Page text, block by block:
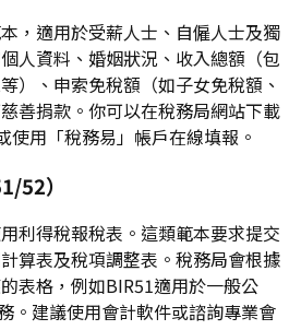
，適用於受薪人士、自僱人士及獨
人資料、婚姻狀況、收入總額（包
）、申索免稅額（如子女免稅額、
善捐款。你可以在稅務局網站下載
使用「稅務易」帳戶在線填報。
52）
利得稅報稅表。這類範本要求提交
算表及稅項調整表。稅務局會根據
表格，例如BIR51適用於一般公
。建議使用會計軟件或諮詢專業會